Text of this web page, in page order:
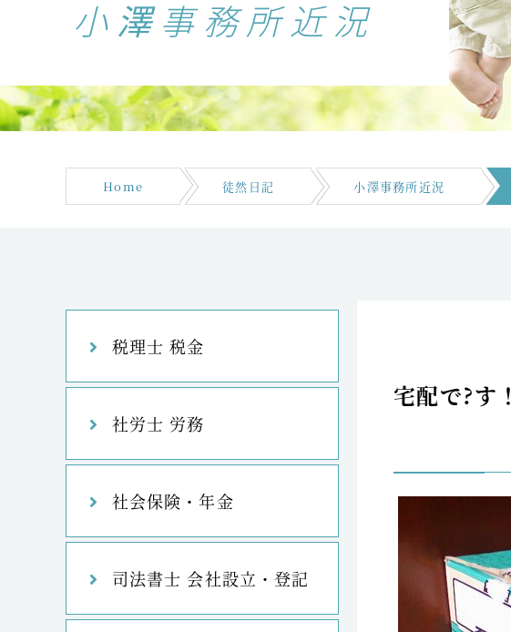
小澤事務所近況
Home 徒然日記 小澤事務所近況
税理士 税金
社労士 労務
社会保険・年金
司法書士 会社設立・登記
宅配で?す！